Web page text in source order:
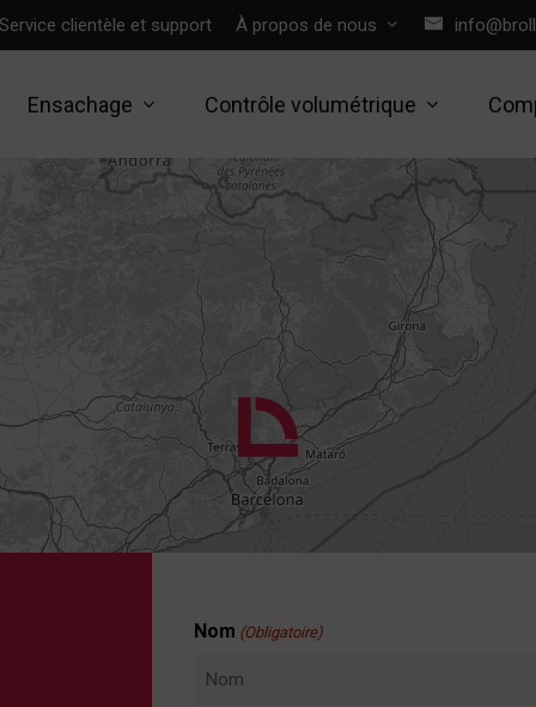
Service clientèle et support À propos de nous
Ensachage Contrôle volumétrique
Nom (Obligatoire)